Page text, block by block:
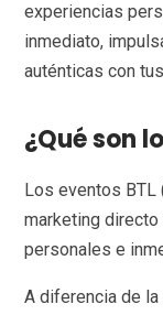
experiencias
inmediato,
auténticas con
¿Qué son
Los eventos
marketing
personales e
A diferencia de